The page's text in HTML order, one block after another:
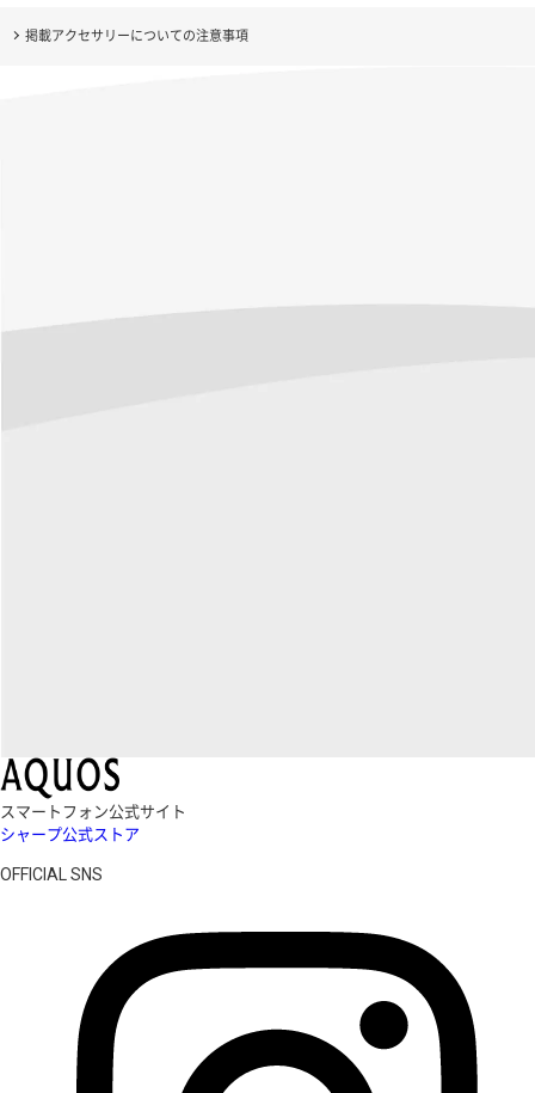
掲載アクセサリーについての注意事項
スマートフォン公式サイト
シャープ公式ストア
OFFICIAL SNS